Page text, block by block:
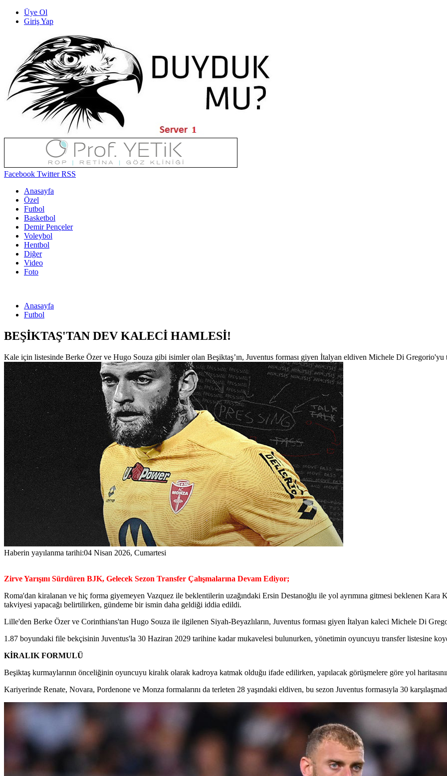
Üye Ol
Giriş Yap
Facebook TwitterRSS
Anasayfa
Özel
Futbol
Basketbol
Demir Pençeler
Voleybol
Hentbol
Diğer
Video
Foto
Anasayfa
Futbol
BEŞİKTAŞ'TAN DEV KALECİ HAMLESİ!
Kale için listesinde Berke Özer ve Hugo Souza gibi isimler olan Beşiktaş’ın, Juventus forması giyen İtalyan eldiven Michele Di Gregorio'yu
Haberin yayılanma tarihi:04 Nisan 2026, Cumartesi
Zirve Yarışını Sürdüren BJK, Gelecek Sezon Transfer Çalışmalarına Devam Ediyor;
Roma'dan kiralanan ve hiç forma giyemeyen Vazquez ile beklentilerin uzağındaki Ersin Destanoğlu ile yol ayrımına gitmesi beklenen Kara
takviyesi yapacağı belirtilirken, gündeme bir ismin daha geldiği iddia edildi.
Lille'den Berke Özer ve Corinthians'tan Hugo Souza ile ilgilenen Siyah-Beyazlıların, Juventus forması giyen İtalyan kaleci Michele Di
1.87 boyundaki file bekçisinin Juventus'la 30 Haziran 2029 tarihine kadar mukavelesi bulunurken, yönetimin oyuncuyu transfer listesine
KİRALIK FORMULÜ
Beşiktaş kurmaylarının önceliğinin oyuncuyu kiralık olarak kadroya katmak olduğu ifade edilirken, yapılacak görüşmelere göre yol
Kariyerinde Renate, Novara, Pordenone ve Monza formalarını da terleten 28 yaşındaki eldiven, bu sezon Juventus formasıyla 30